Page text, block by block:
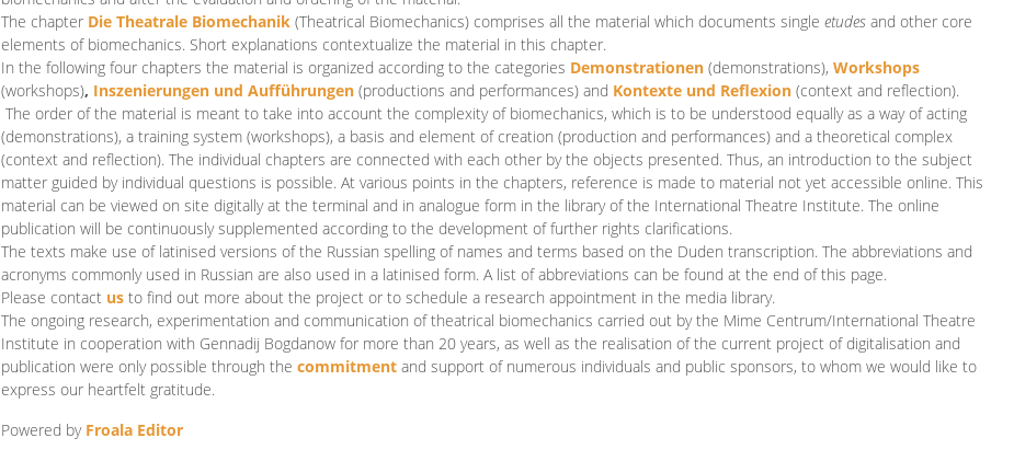
The chapter Die Theatrale Biomechanik (Theatrical Biomechanics) comprises all the material which documents single etudes and other core
elements of biomechanics. Short explanations contextualize the material in this chapter.
In the following four chapters the material is organized according to the categories Demonstrationen (demonstrations), Workshops
(workshops), Inszenierungen und Aufführungen (productions and performances) and Kontexte und Reflexion (context and reflection).
The order of the material is meant to take into account the complexity of biomechanics, which is to be understood equally as a way of acting
(demonstrations), a training system (workshops), a basis and element of creation (production and performances) and a theoretical complex
(context and reflection). The individual chapters are connected with each other by the objects presented. Thus, an introduction to the subject
matter guided by individual questions is possible. At various points in the chapters, reference is made to material not yet accessible online. This
material can be viewed on site digitally at the terminal and in analogue form in the library of the International Theatre Institute. The online
publication will be continuously supplemented according to the development of further rights clarifications.
The texts make use of latinised versions of the Russian spelling of names and terms based on the Duden transcription. The abbreviations and
acronyms commonly used in Russian are also used in a latinised form. A list of abbreviations can be found at the end of this page.
Please contact us to find out more about the project or to schedule a research appointment in the media library.
The ongoing research, experimentation and communication of theatrical biomechanics carried out by the Mime Centrum/International Theatre
Institute in cooperation with Gennadij Bogdanow for more than 20 years, as well as the realisation of the current project of digitalisation and
publication were only possible through the commitment and support of numerous individuals and public sponsors, to whom we would like to
express our heartfelt gratitude.
Powered by Froala Editor